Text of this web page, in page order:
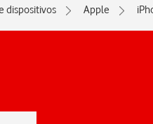
dispositivos Apple